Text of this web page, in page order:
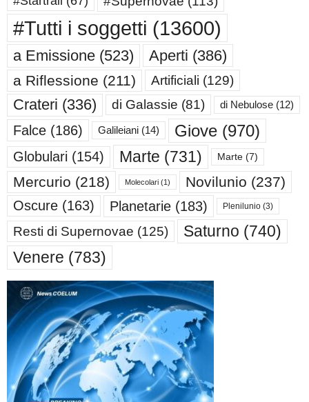
#Tutti i soggetti (13600)
a Emissione (523) Aperti (386)
a Riflessione (211) Artificiali (129)
Crateri (336) di Galassie (81) di Nebulose (12)
Falce (186) Galileiani (14) Giove (970)
Globulari (154) Marte (731) Marte (7)
Mercurio (218) Molecolari (1) Novilunio (237)
Oscure (163) Planetarie (183) Plenilunio (3)
Resti di Supernovae (125) Saturno (740)
Venere (783)